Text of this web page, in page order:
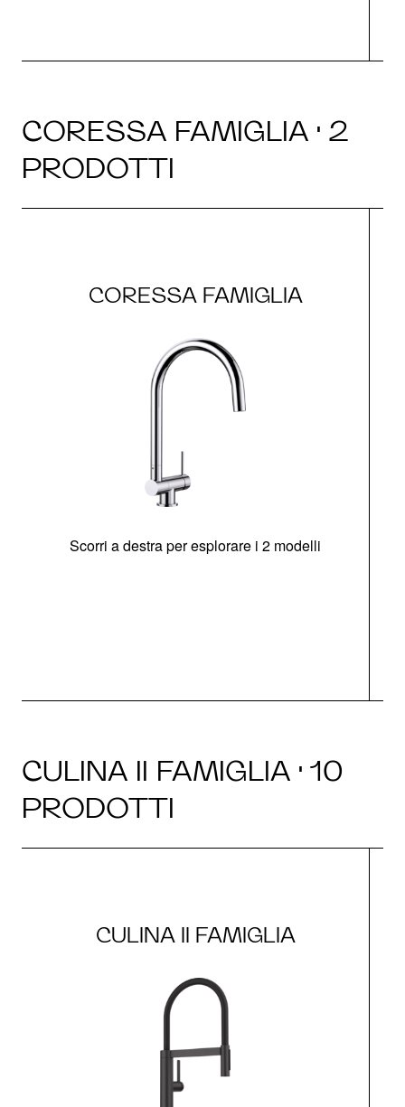
CORESSA FAMIGLIA · 2
PRODOTTI
CORESSA FAMIGLIA
Scorri a destra per esplorare i 2 modelli
CULINA II FAMIGLIA · 10
PRODOTTI
CULINA II FAMIGLIA